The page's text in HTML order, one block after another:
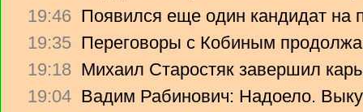
19:46 Появился еще один кандидат на
19:35 Переговоры с Кобиным
19:18 Михаил Старостяк завершил
19:04 Вадим Рабинович: Надоело.